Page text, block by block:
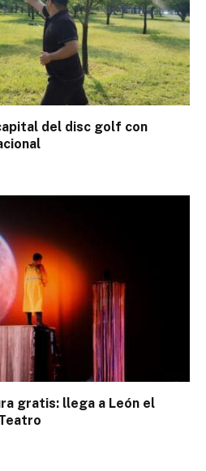
del disc golf con
gratis: llega a León el